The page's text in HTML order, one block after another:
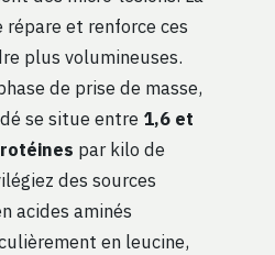
et renforce ces
plus volumineuses.
de prise de masse,
se situe entre 1,6 et
par kilo de
des sources
acides aminés
en leucine,